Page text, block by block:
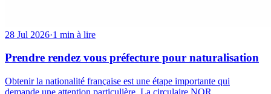
28 Jul 2026·1 min à lire
Prendre rendez vous préfecture pour naturalisation
Obtenir la nationalité française est une étape importante qui